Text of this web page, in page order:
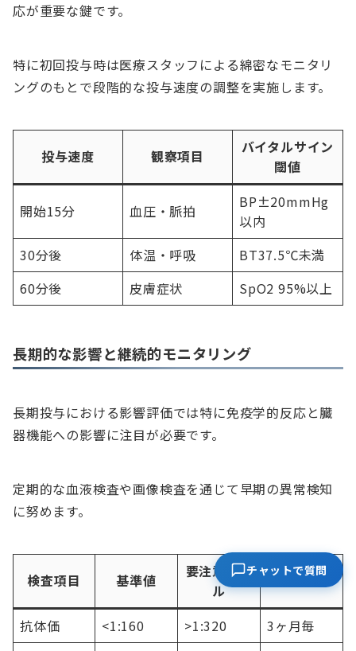
応が重要な鍵です。
特に初回投与時は医療スタッフによる綿密なモニタリ
ングのもとで段階的な投与速度の調整を実施します。
投与速度 観察項目
バイタルサイン
閾値
開始15分 血圧・脈拍
BP±20mmHg
以内
30分後
体温・呼吸
BT37.5℃未満
60分後
皮膚症状 SpO2 95%以上
長期的な影響と継続的モニタリング
長期投与における影響評価では特に免疫学的反応と臓
器機能への影響に注目が必要です。
定期的な血液検査や画像検査を通じて早期の異常検知
に努めます。
検査項目 基準値
要注意レベ
ル
確認頻度
抗体価 <1:160 >1:320
3ヶ月毎
チャットで質問